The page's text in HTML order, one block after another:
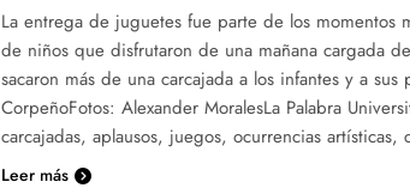
La entrega de juguetes fue parte de los momentos
de niños que disfrutaron de una mañana cargada
sacaron más de una carcajada a los infantes y a
CorpeñoFotos: Alexander MoralesLa Palabra
carcajadas, aplausos, juegos, ocurrencias
Leer más